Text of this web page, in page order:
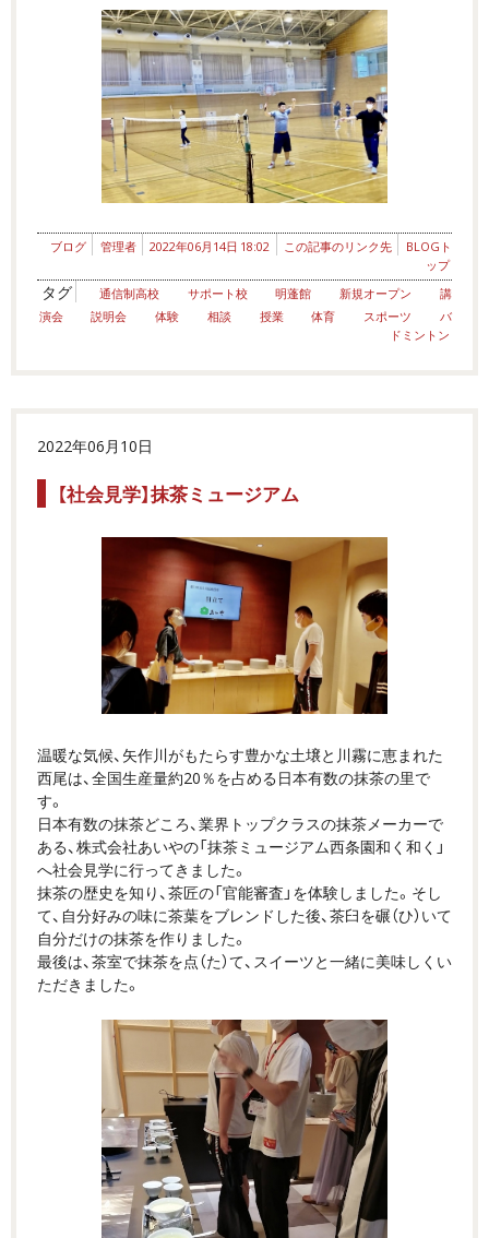
ブログ 管理者 2022年06月14日 18:02 この記事のリンク先
BLOGト
ップ
タグ 通信制高校 サポート校 明蓬館 新規オープン
講
演会
説明会 体験 相談 授業 体育 スポーツ
バ
ドミントン
2022年06月10日
【社会見学】抹茶ミュージアム
温暖な気候、矢作川がもたらす豊かな土壌と川霧に恵まれた
西尾は、全国生産量約20％を占める日本有数の抹茶の里で
す。
日本有数の抹茶どころ、業界トップクラスの抹茶メーカーで
ある、株式会社あいやの「抹茶ミュージアム西条園和く和く」
へ社会見学に行ってきました。
抹茶の歴史を知り、茶匠の「官能審査」を体験しました。そし
て、自分好みの味に茶葉をブレンドした後、茶臼を碾（ひ）いて
自分だけの抹茶を作りました。
最後は、茶室で抹茶を点（た）て、スイーツと一緒に美味しくい
ただきました。